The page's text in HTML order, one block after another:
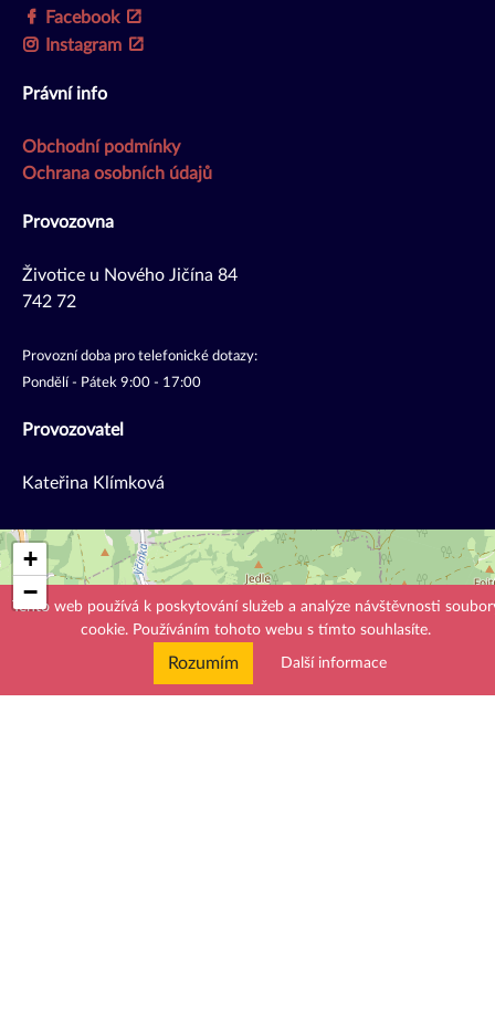
Facebook
Instagram
Právní info
Obchodní podmínky
Ochrana osobních údajů
Provozovna
Životice u Nového Jičína 84
742 72
Provozní doba pro telefonické dotazy:
Pondělí - Pátek 9:00 - 17:00
Provozovatel
Kateřina Klímková
Kacca.cz
Životice u Nového Jičína 84, 742 72.
Zobrazit mapu
×
+
−
Tento web používá k poskytování služeb a analýze návštěvnosti
cookie. Používáním tohoto webu s tímto souhlasíte.
Rozumím Další informace